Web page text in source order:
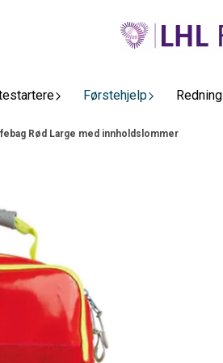
Førstehjelp Redning
Rød Large med innholdslommer